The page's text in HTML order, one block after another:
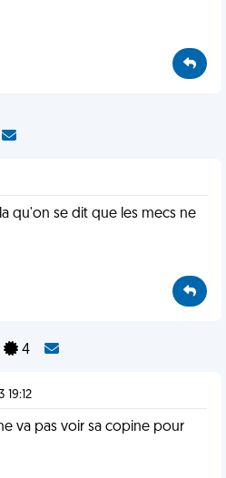
qu'on se dit que les mecs ne
4
va pas voir sa copine pour